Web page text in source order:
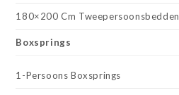
180×200 Cm Tweepersoonsbedden
Boxsprings
1-Persoons Boxsprings